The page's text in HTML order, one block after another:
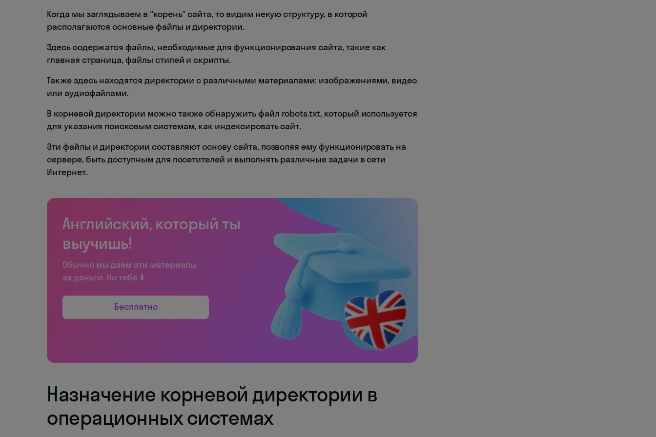
Когда мы заглядываем в "корень" сайта, то видим некую структуру, в которой
располагаются основные файлы и директории.
Здесь содержатся файлы, необходимые для функционирования сайта, такие как
главная страница, файлы стилей и скрипты.
Также здесь находятся директории с различными материалами: изображениями, видео
или аудиофайлами.
В корневой директории можно также обнаружить файл robots.txt, который используется
для указания поисковым системам, как индексировать сайт.
Эти файлы и директории составляют основу сайта, позволяя ему функционировать на
сервере, быть доступным для посетителей и выполнять различные задачи в сети
Интернет.
Английский, который ты
выучишь!
Обычно мы даём эти материалы
за деньги. Но тебе ⬇️
Бесплатно
Назначение корневой директории в
операционных системах